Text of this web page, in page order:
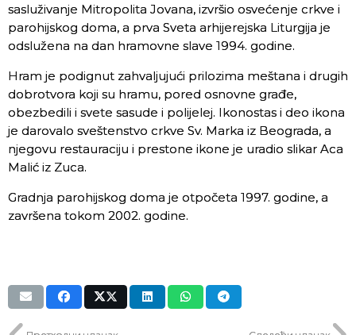
sasluživanje Mitropolita Jovana, izvršio osvećenje crkve i
parohijskog doma, a prva Sveta arhijerejska Liturgija je
odslužena na dan hramovne slave 1994. godine.
Hram je podignut zahvaljujući prilozima meštana i drugih
dobrotvora koji su hramu, pored osnovne građe,
obezbedili i svete sasude i polijelej. Ikonostas i deo ikona
je darovalo sveštenstvo crkve Sv. Marka iz Beograda, a
njegovu restauraciju i prestone ikone je uradio slikar Aca
Malić iz Zuca.
Gradnja parohijskog doma je otpočeta 1997. godine, a
završena tokom 2002. godine.